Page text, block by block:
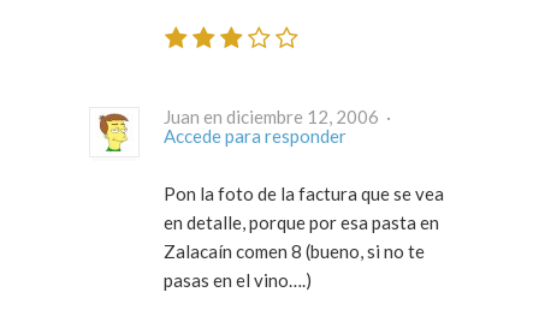
Juan en diciembre 12, 2006 ·
Accede para responder
Pon la foto de la factura que se vea
en detalle, porque por esa pasta en
Zalacaín comen 8 (bueno, si no te
pasas en el vino….)